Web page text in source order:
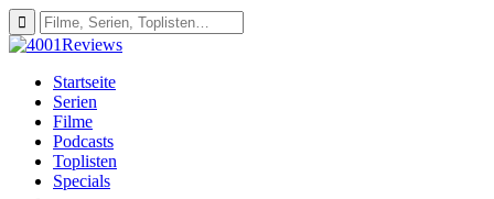
Startseite
Serien
Filme
Podcasts
Toplisten
Specials